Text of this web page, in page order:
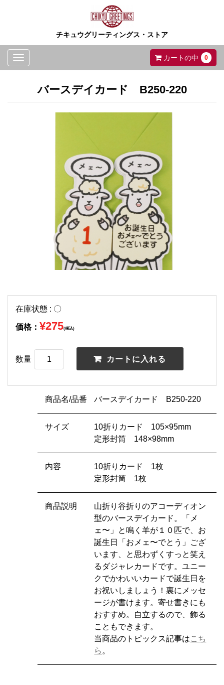
チキュウグリーティングス・ストア
Toggle
navigation
カートの中 0
バースデイカード B250-220
在庫状態 : 〇
価格： ¥275(税込)
数量
商品名/品番 バースデイカード B250-220
サイズ
10折りカード 105×95mm
定形封筒 148×98mm
内容
10折りカード 1枚
定形封筒 1枚
商品説明
山折り谷折りのアコーディオン
型のバースデイカード。「メ
ェ〜」と鳴く羊が１０匹で、お
誕生日「おメェ〜でとう」ござ
います、と思わずくすっと笑え
るダジャレカードです。ユニー
クでかわいいカードで誕生日を
お祝いしましょう！裏にメッセ
ージが書けます。寄せ書きにも
おすすめ。自立するので、飾る
こともできます。
当商品のトピックス記事はこち
ら 。